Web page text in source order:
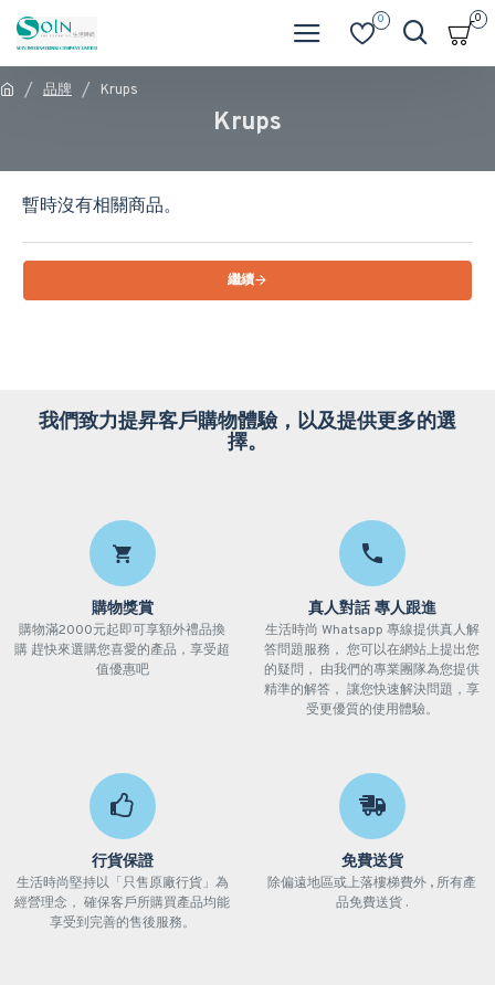
0 0
品牌 Krups
Krups
暫時沒有相關商品。
繼續
我們致力提昇客戶購物體驗，以及提供更多的選
擇。
購物獎賞
購物滿2000元起即可享額外禮品換
購 趕快來選購您喜愛的產品，享受超
值優惠吧
真人對話 專人跟進
生活時尚 Whatsapp 專線提供真人解
答問題服務， 您可以在網站上提出您
的疑問， 由我們的專業團隊為您提供
精準的解答， 讓您快速解決問題，享
受更優質的使用體驗。
行貨保證
生活時尚堅持以「只售原廠行貨」為
經營理念， 確保客戶所購買產品均能
享受到完善的售後服務。
免費送貨
除偏遠地區或上落樓梯費外 , 所有產
品免費送貨 .